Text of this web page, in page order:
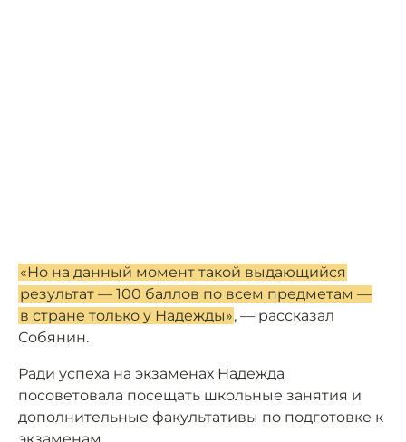
«Но на данный момент такой выдающийся
результат — 100 баллов по всем предметам —
в стране только у Надежды», — рассказал
Собянин.
Ради успеха на экзаменах Надежда
посоветовала посещать школьные занятия и
дополнительные факультативы по подготовке к